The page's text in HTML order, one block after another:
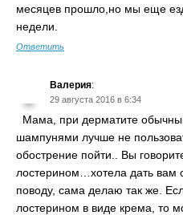
месяцев прошло,но мы еще
недели.
Ответить
Валерия:
29 августа 2016 в 6:34
Мама, при дерматите
шампунями лучше не
обострение пойти.. Вы
лостерином…хотела дать вам
поводу, сама делаю так же.
лостерином в виде крема, то